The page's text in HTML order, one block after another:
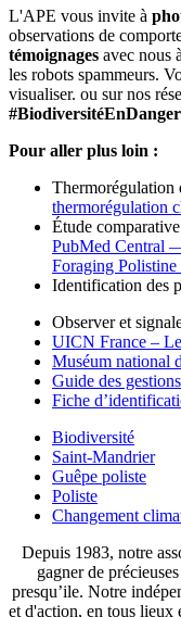
L'APE vous invite à
observations de
témoignages avec nous à
les robots spammeurs.
visualiser. ou sur nos
#BiodiversitéEnDanger
Pour aller plus loin :
Thermorégulation
thermorégulation
Étude comparative
PubMed Central
Foraging Polistine
Identification des
Observer et
UICN France –
Muséum national
Guide des
Fiche
Biodiversité
Saint-Mandrier
Guêpe poliste
Poliste
Changement
Depuis 1983, notre
gagner de
presqu’ile. Notre
et d'action, en tous lieux